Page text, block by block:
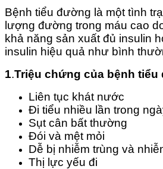
Bệnh tiểu đường là một tình
lượng đường trong máu cao
khả năng sản xuất đủ insulin
insulin hiệu quả như bình
1.Triệu chứng của bệnh tiểu
Liên tục khát nước
Đi tiểu nhiều lần trong
Sụt cân bất thường
Đói và mệt mỏi
Dễ bị nhiễm trùng và
Thị lực yếu đi